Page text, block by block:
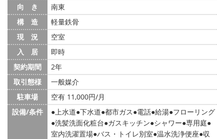
向 き
南東
構 造
軽量鉄骨
現 況
空室
入 居
即時
契約期間
2年
取引態様
一般媒介
駐車場
空有 11,000円/月
設備/条件
上水道 下水道 都市ガス 電話 給湯 フローリング
洗髪洗面化粧台 ガスキッチン シャワー 専用庭
室内洗濯置場 バス・トイレ別室 温水洗浄便座 収